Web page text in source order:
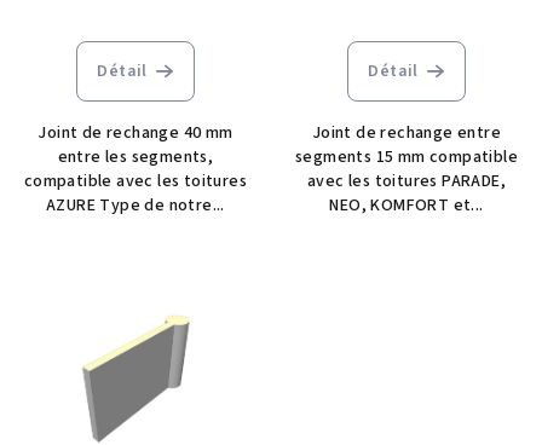
Détail
Joint de rechange 40 mm
entre les segments,
compatible avec les toitures
AZURE Type de notre...
Détail
Joint de rechange entre
segments 15 mm compatible
avec les toitures PARADE,
NEO, KOMFORT et...